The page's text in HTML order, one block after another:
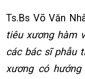
Ts.Bs Võ Văn
tiêu xương hàm
các bác sĩ phẫu
xương có